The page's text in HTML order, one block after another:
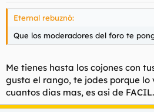
Eternal rebuznó:
Que los moderadores del foro te
Me tienes hasta los cojones con
gusta el rango, te jodes porque lo
cuantos dias mas, es asi de FACIL.